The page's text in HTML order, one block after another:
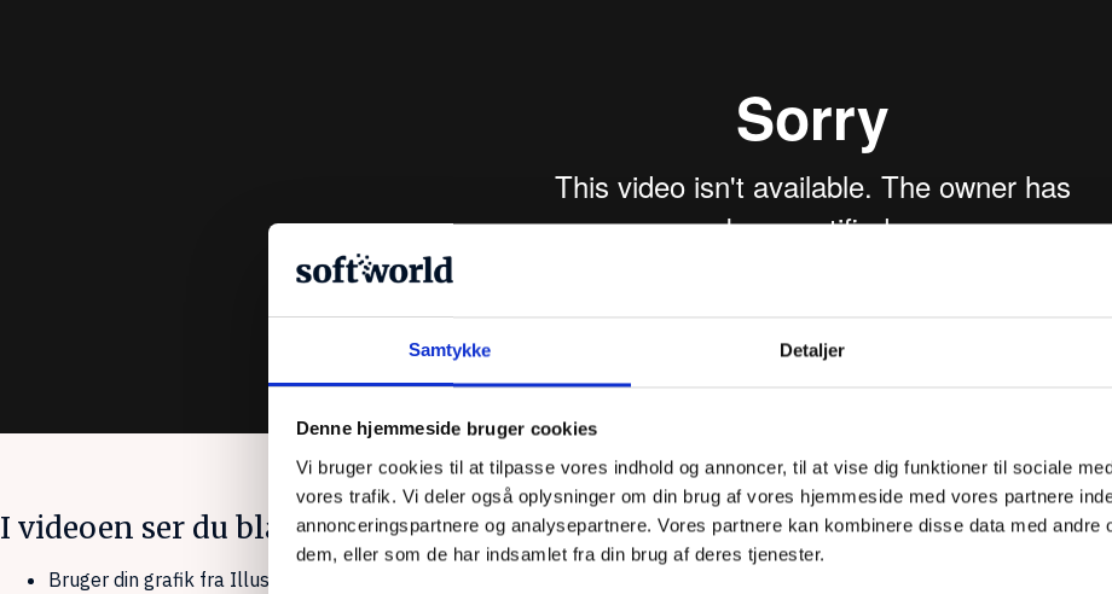
Samtykke Detaljer
Denne hjemmeside bruger cookies
Vi bruger cookies til at tilpasse vores indhold og annoncer, til at vise dig funktioner til sociale
vores trafik. Vi deler også oplysninger om din brug af vores hjemmeside med vores partnere
annonceringspartnere og analysepartnere. Vores partnere kan kombinere disse data med andre
dem, eller som de har indsamlet fra din brug af deres tjenester.
I videoen ser du blandt andet, hvordan du:
Bruger din grafik fra Illustrator og Photoshop og gør den levende i After Effects